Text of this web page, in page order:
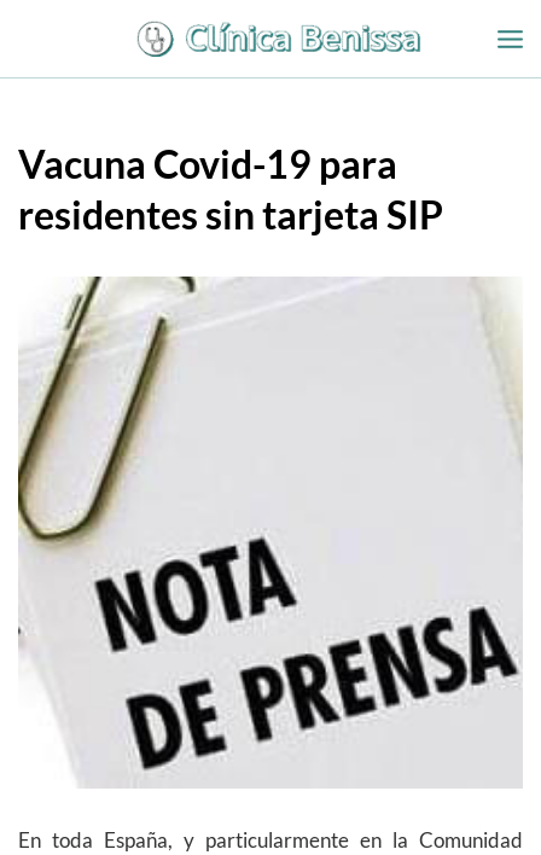
contenido
Vacuna Covid-19 para
residentes sin tarjeta SIP
En toda España, y particularmente en la Comunidad